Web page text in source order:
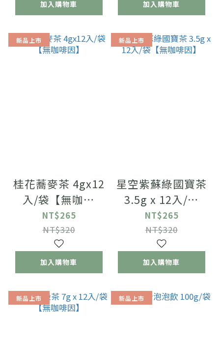
加入購物車 加入購物車
新品上市
桂花蕎麥茶 4gx12
入/袋【無咖啡
因】
NT$265
NT$320
加入購物車
新品上市
星空紫蘇綠國寶茶
3.5g x 12入/袋
【無咖啡因】
NT$265
NT$320
加入購物車
新品上市 新品上市